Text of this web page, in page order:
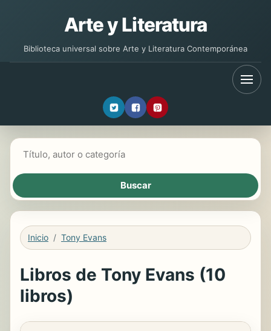
Arte y Literatura
Biblioteca universal sobre Arte y Literatura Contemporánea
Inicio Tony Evans
Libros de Tony Evans (10
libros)